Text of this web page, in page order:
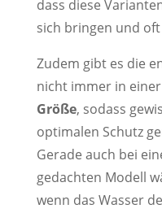
dass diese
sich bringen und
Zudem gibt es die
nicht immer in
Größe, sodass
optimalen Schutz
Gerade auch bei
gedachten Modell
wenn das Wasser